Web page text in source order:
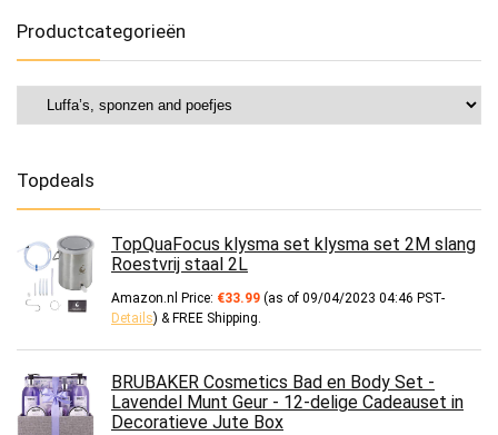
Productcategorieën
Topdeals
TopQuaFocus klysma set klysma set 2M slang
Roestvrij staal 2L
Amazon.nl Price: €33.99 (as of 09/04/2023 04:46 PST-
Details) & FREE Shipping.
BRUBAKER Cosmetics Bad en Body Set -
Lavendel Munt Geur - 12-delige Cadeauset in
Decoratieve Jute Box